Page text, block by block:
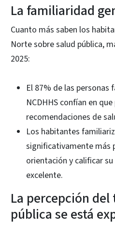
La familiaridad
Cuanto más saben los
Norte sobre salud pública,
2025:
El 87% de las personas
NCDHHS confían en
recomendaciones de
Los habitantes
significativamente más
orientación y calificar
excelente.
La percepción
pública se está